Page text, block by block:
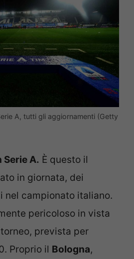
A, tutti gli aggiornamenti (Getty
Serie A. È questo il
in giornata, dei
nel campionato italiano.
pericoloso in vista
prevista per
Proprio il Bologna,